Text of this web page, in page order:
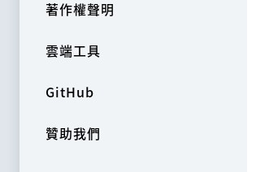
著作權聲明
雲端工具
GitHub
贊助我們